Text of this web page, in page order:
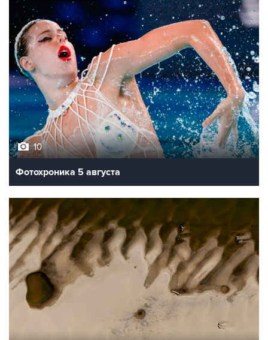
10
Фотохроника 5 августа